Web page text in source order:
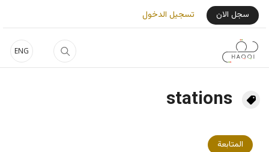
تجاوز إلى المحتوى الرئيسي
ENG
User Login Menu
سجل الان تسجيل الدخول
stations
المتابعة